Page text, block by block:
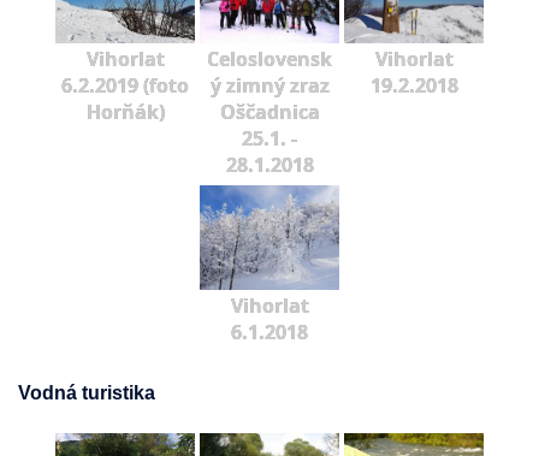
Vihorlat
6.2.2019 (foto
Horňák)
Celoslovensk
ý zimný zraz
Oščadnica
25.1. -
28.1.2018
Vihorlat
19.2.2018
Vihorlat
6.1.2018
Vodná turistika